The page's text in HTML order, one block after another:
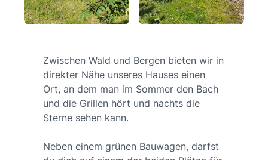
Zwischen Wald und Bergen bieten wir in
direkter Nähe unseres Hauses einen
Ort, an dem man im Sommer den Bach
und die Grillen hört und nachts die
Sterne sehen kann.
Neben einem grünen Bauwagen, darfst